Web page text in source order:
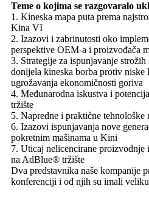
Teme o kojima se razgovaralo
1. Kineska mapa puta prema
Kina VI
2. Izazovi i zabrinutosti oko
perspektive OEM-a i proizvođača
3. Strategije za ispunjavanje
donijela kineska borba protiv niske
ugrožavanja ekonomičnosti goriva
4. Međunarodna iskustva i
tržište
5. Napredne i praktične
6. Izazovi ispunjavanja nove
pokretnim mašinama u Kini
7. Uticaj nelicencirane proizvodnje
na AdBlue® tržište
Dva predstavnika naše kompanije
konferenciji i od njih su imali